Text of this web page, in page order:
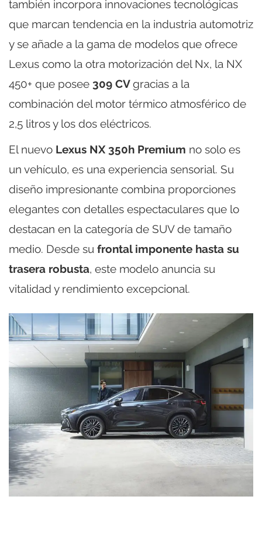
también incorpora innovaciones tecnológicas
que marcan tendencia en la industria automotriz
y se añade a la gama de modelos que ofrece
Lexus como la otra motorización del Nx, la NX
450+ que posee 309 CVgracias a la
combinación del motor térmico atmosférico de
2,5 litros y los dos eléctricos.
El nuevo Lexus NX 350h Premium no solo es
un vehículo, es una experiencia sensorial. Su
diseño impresionante combina proporciones
elegantes con detalles espectaculares que lo
destacan en la categoría de SUV de tamaño
medio. Desde su frontal imponente hasta su
trasera robusta, este modelo anuncia su
vitalidad y rendimiento excepcional.